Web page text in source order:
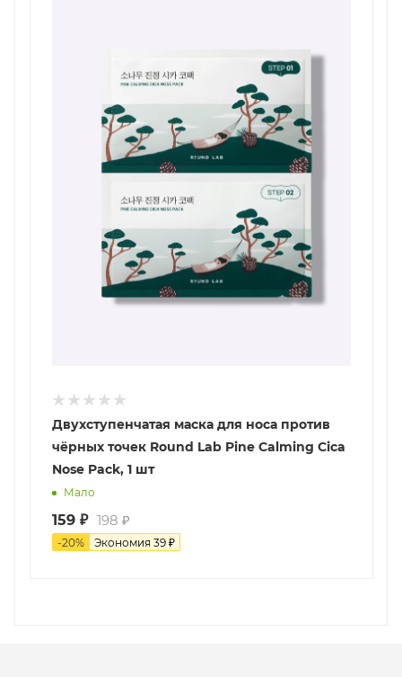
Двухступенчатая маска для носа против
чёрных точек Round Lab Pine Calming Cica
Nose Pack, 1 шт
Мало
159 ₽ 198 ₽
-20% Экономия 39 ₽